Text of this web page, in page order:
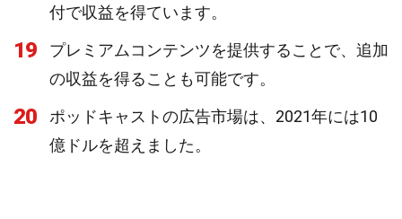
付で収益を得ています。
19
プレミアムコンテンツを提供することで、追加
の収益を得ることも可能です。
20
ポッドキャストの広告市場は、2021年には10
億ドルを超えました。